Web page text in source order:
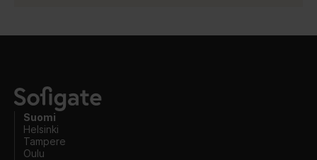
Suomi
Helsinki
Tampere
Oulu